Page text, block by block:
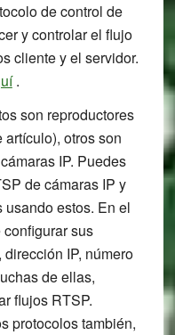
de control de
y controlar el flujo
cliente y el servidor.
.
son reproductores
otros son
IP. Puedes
de cámaras IP y
usando estos. En el
sus
IP, número
de ellas,
flujos RTSP.
protocolos también,